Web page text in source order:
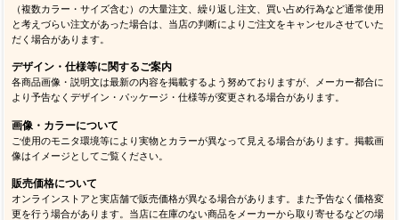
（複数カラー・サイズ含む）の大量注文、繰り返し注文、買い占め行為など通常使用
と考えづらい注文があった場合は、当店の判断によりご注文をキャンセルさせていた
だく場合があります。
デザイン・仕様等に関するご案内
各商品画像・説明文は最新の内容を掲載するよう努めておりますが、メーカー都合に
より予告なくデザイン・パッケージ・仕様等が変更される場合があります。
画像・カラーについて
ご使用のモニタ環境等により実物とカラーが異なって見える場合があります。掲載画
像はイメージとしてご覧ください。
販売価格について
オンラインストアと実店舗で販売価格が異なる場合があります。また予告なく価格変
更を行う場合があります。当店に在庫のない商品をメーカーから取り寄せるなどの場